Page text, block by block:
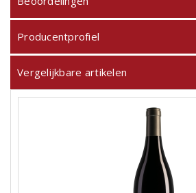
Producentprofiel
Vergelijkbare artikelen